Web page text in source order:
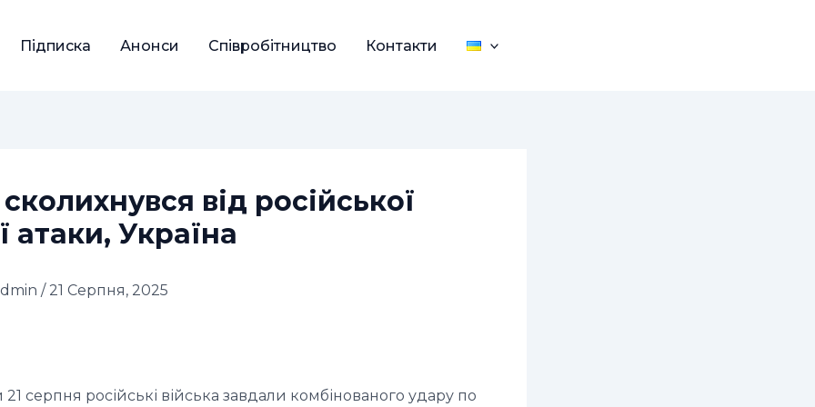
Підписка Анонси Співробітництво Контакти
від російської
атаки, Україна
/ 21 Серпня, 2025
21 серпня російські війська завдали комбінованого удару по